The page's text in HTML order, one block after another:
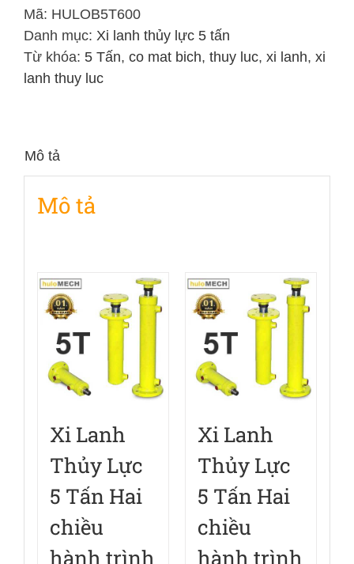
Lực
5
Tấn
Hai
số
lượng
Mã: HULOB5T600
Danh mục: Xi lanh thủy lực 5 tấn
Từ khóa: 5 Tấn, co mat bich, thuy luc, xi lanh, xi
lanh thuy luc
Mô tả
Mô tả
Xi Lanh
Thủy Lực
5 Tấn Hai
chiều
hành trình
Xi Lanh
Thủy Lực
5 Tấn Hai
chiều
hành trình